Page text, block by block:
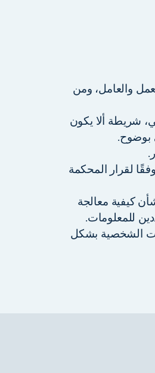
والعامل، ومن
شريطة ألا يكون
بوضوح.
لقرار المحكمة
كيفية معالجة
للمعلومات.
الشخصية بشكل